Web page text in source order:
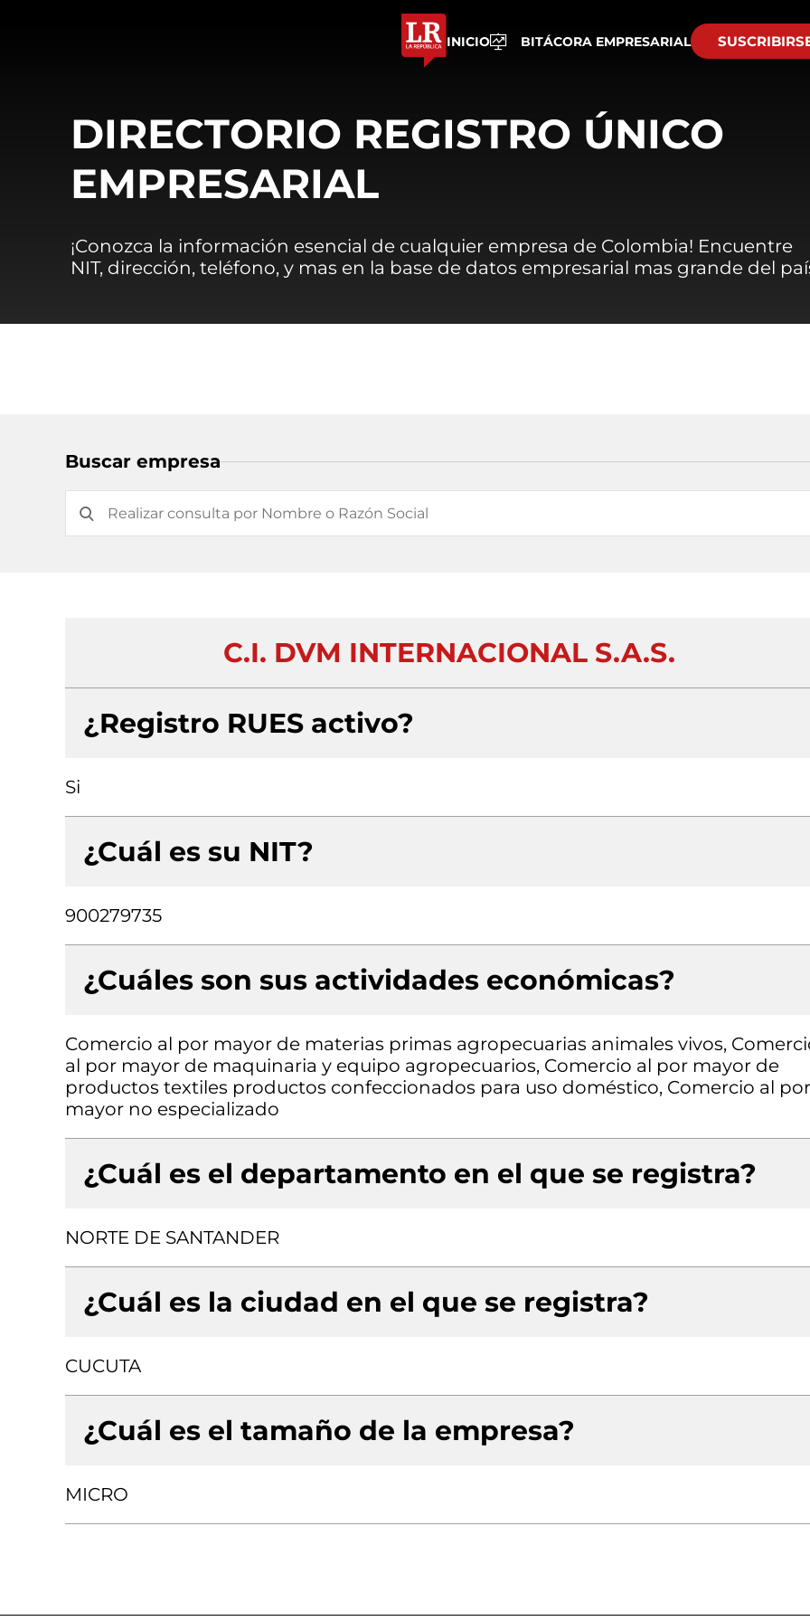
INICIO BITÁCORA EMPRESARIAL
DIRECTORIO REGISTRO ÚNICO
EMPRESARIAL
¡Conozca la información esencial de cualquier empresa de Colombia! Encuentre
NIT, dirección, teléfono, y mas en la base de datos empresarial mas grande del
Buscar empresa
C.I. DVM INTERNACIONAL S.A.S.
¿Registro RUES activo?
Si
¿Cuál es su NIT?
900279735
¿Cuáles son sus actividades económicas?
Comercio al por mayor de materias primas agropecuarias animales vivos,
al por mayor de maquinaria y equipo agropecuarios, Comercio al por mayor de
productos textiles productos confeccionados para uso doméstico, Comercio al por
mayor no especializado
¿Cuál es el departamento en el que se registra?
NORTE DE SANTANDER
¿Cuál es la ciudad en el que se registra?
CUCUTA
¿Cuál es el tamaño de la empresa?
MICRO